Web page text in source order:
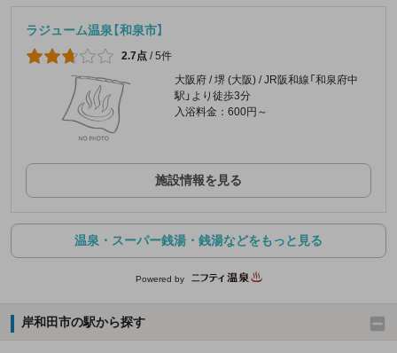
ラジューム温泉【和泉市】
2.7点 /5件
大阪府 / 堺 (大阪) / JR阪和線「和泉府中
駅」より徒歩3分
入浴料金：600円～
施設情報を見る
温泉・スーパー銭湯・銭湯などをもっと見る
Powered by
岸和田市の駅から探す